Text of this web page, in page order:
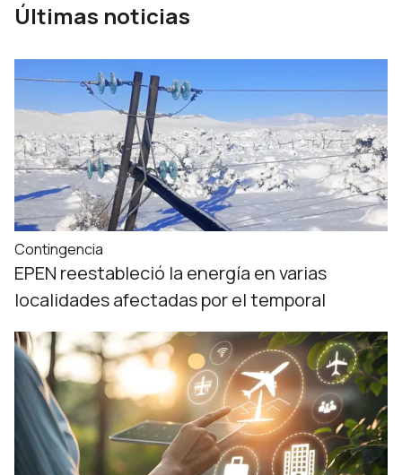
Últimas noticias
Contingencia
EPEN reestableció la energía en varias
localidades afectadas por el temporal